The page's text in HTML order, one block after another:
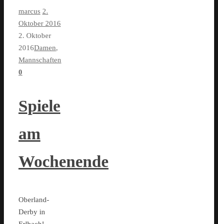
marcus 2.
Oktober 2016
2. Oktober
2016Damen,
Mannschaften
0
Spiele
am
Wochenende
Oberland-
Derby in